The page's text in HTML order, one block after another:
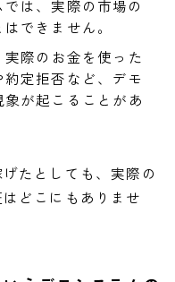
では、実際の市場の
できません。
実際のお金を使った
定拒否など、デモ
が起こることがあ
たとしても、実際の
どこにもありませ